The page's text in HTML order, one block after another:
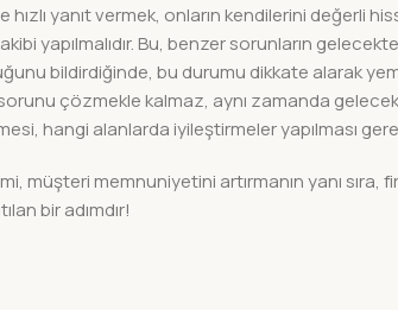
yanıt vermek, onların kendilerini değerli
yapılmalıdır. Bu, benzer sorunların
bildirdiğinde, bu durumu dikkate alarak
çözmekle kalmaz, aynı zamanda
hangi alanlarda iyileştirmeler yapılması
memnuniyetini artırmanın yanı sıra,
bir adımdır!